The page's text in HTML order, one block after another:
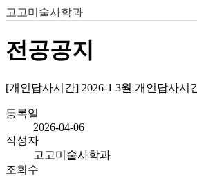
고고미술사학과
전공공지
[개인답사시간] 2026-1 3월 개인답사시
등록일
2026-04-06
작성자
고고미술사학과
조회수